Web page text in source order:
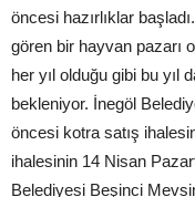
öncesi hazırlıklar
gören bir hayvan pazarı
her yıl olduğu gibi bu yıl
bekleniyor. İnegöl
öncesi kotra satış
ihalesinin 14 Nisan
Belediyesi Beşinci